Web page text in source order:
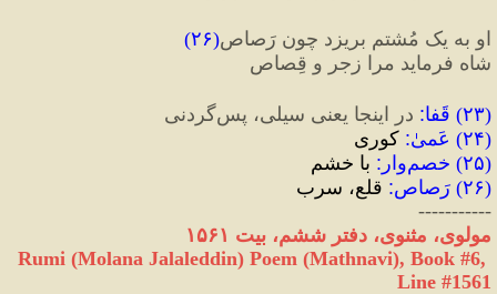
او به یک مُشتم بریزد چون رَصاص(۲۶)
شاه فرماید مرا زجر و قِصاص
(۲۳) قَفا: در اینجا یعنی سیلی، پس‌گردنی
(۲۴) عَمیٰ: کوری
(۲۵) خصم‌وار : با خشم
(۲۶) رَصاص: قلع، سرب
-----------
مولوی، مثنوی، دفتر ششم، بیت ۱۵۶۱
Rumi (Molana Jalaleddin) Poem (Mathnavi), Book #6,
Line #1561